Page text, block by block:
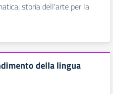
storia dell'arte per la
della lingua